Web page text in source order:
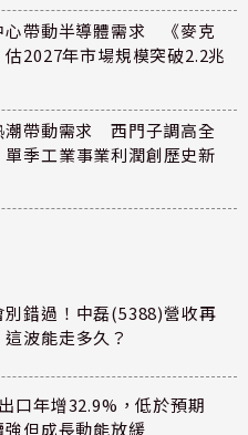
心帶動半導體需求 《麥克
估2027年市場規模突破2.2兆
潮帶動需求 西門子調高全
單季工業事業利潤創歷史新
別錯過！中磊(5388)營收再
波能走多久？
口年增32.9%，低於預期
但成長動能放緩